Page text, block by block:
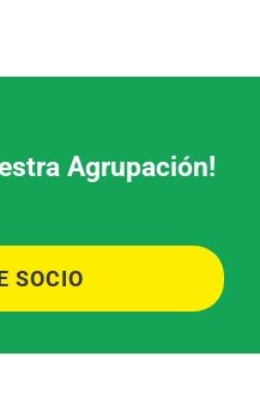
Agrupación!
SOCIO